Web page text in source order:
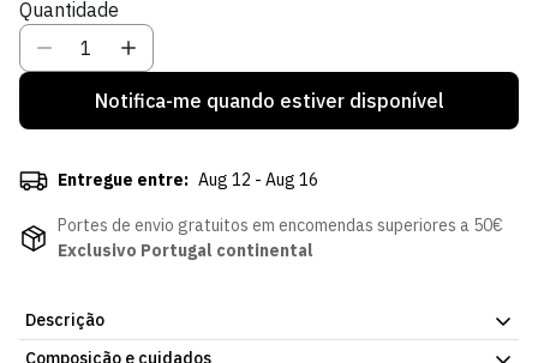
IndisponívelIndisponível
Quantidade
Notifica-me quando estiver disponível
Entregue entre: Aug 12 - Aug 16
Portes de envio gratuitos em encomendas superiores a 50€
Exclusivo Portugal continental
Descrição
Composição e cuidados